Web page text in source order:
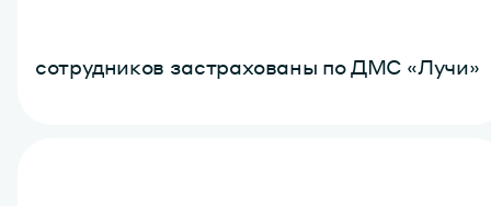
сотрудников застрахованы по ДМС «Лучи»